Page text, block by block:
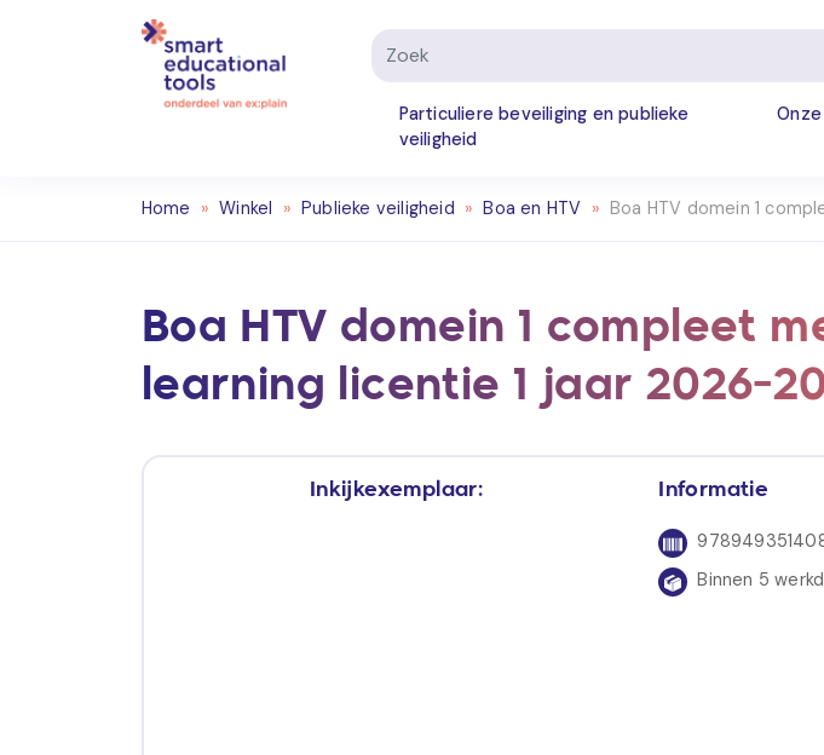
Particuliere beveiliging en publieke
veiligheid
Home » Winkel » Publieke veiligheid » Boa en HTV » Boa HTV domein 1
Boa HTV domein 1 compleet
learning licentie 1 jaar 2026-
Inkijkexemplaar: Informatie
Binnen 5